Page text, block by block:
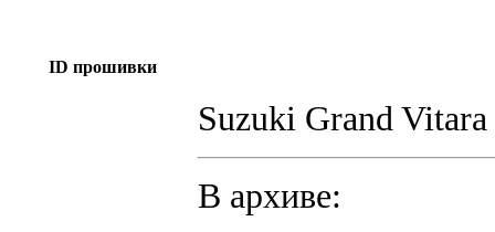
ID прошивки
Suzuki Grand
В архиве: